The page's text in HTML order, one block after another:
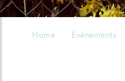
Home Événements